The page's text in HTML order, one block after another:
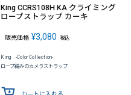
King CCRS108H KA クライミング
ロープストラップ カーキ
販売価格 ¥3,080 税込
King -Color Collection-
ロープ編みのカメラストラップ